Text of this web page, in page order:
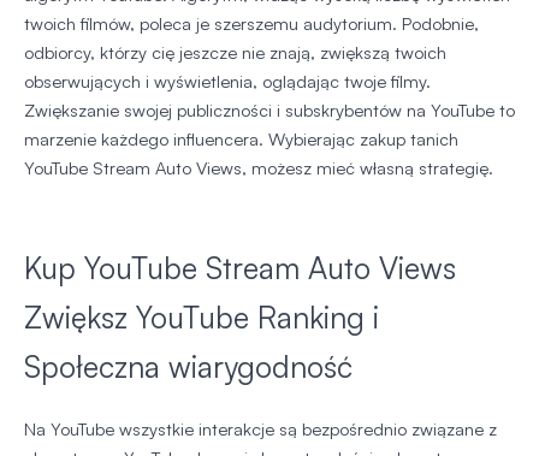
twoich filmów, poleca je szerszemu audytorium. Podobnie,
odbiorcy, którzy cię jeszcze nie znają, zwiększą twoich
obserwujących i wyświetlenia, oglądając twoje filmy.
Zwiększanie swojej publiczności i subskrybentów na YouTube to
marzenie każdego influencera. Wybierając zakup tanich
YouTube Stream Auto Views, możesz mieć własną strategię.
Kup YouTube Stream Auto Views
Zwiększ YouTube Ranking i
Społeczna wiarygodność
Na YouTube wszystkie interakcje są bezpośrednio związane z